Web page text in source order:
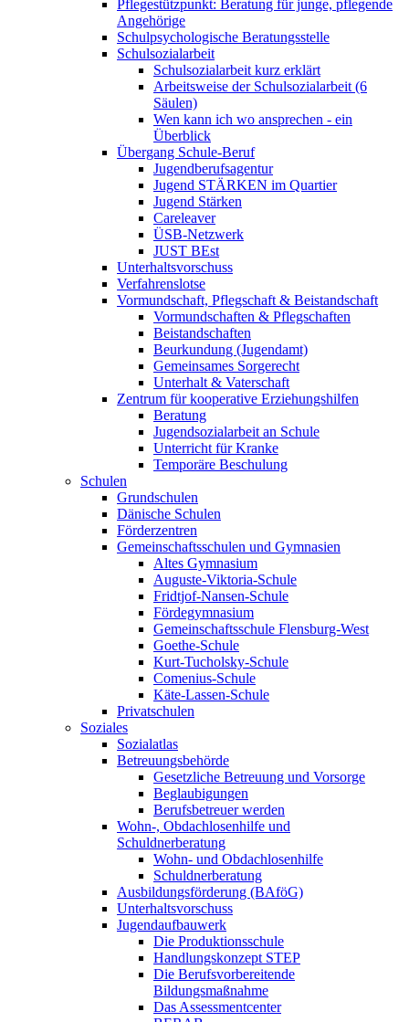
Pflegestützpunkt: Beratung für junge, pflegende
Angehörige
Schulpsychologische Beratungsstelle
Schulsozialarbeit
Schulsozialarbeit kurz erklärt
Arbeitsweise der Schulsozialarbeit (6
Säulen)
Wen kann ich wo ansprechen - ein
Überblick
Übergang Schule-Beruf
Jugendberufsagentur
Jugend STÄRKEN im Quartier
Jugend Stärken
Careleaver
ÜSB-Netzwerk
JUST BEst
Unterhaltsvorschuss
Verfahrenslotse
Vormundschaft, Pflegschaft & Beistandschaft
Vormundschaften & Pflegschaften
Beistandschaften
Beurkundung (Jugendamt)
Gemeinsames Sorgerecht
Unterhalt & Vaterschaft
Zentrum für kooperative Erziehungshilfen
Beratung
Jugendsozialarbeit an Schule
Unterricht für Kranke
Temporäre Beschulung
Schulen
Grundschulen
Dänische Schulen
Förderzentren
Gemeinschaftsschulen und Gymnasien
Altes Gymnasium
Auguste-Viktoria-Schule
Fridtjof-Nansen-Schule
Fördegymnasium
Gemeinschaftsschule Flensburg-West
Goethe-Schule
Kurt-Tucholsky-Schule
Comenius-Schule
Käte-Lassen-Schule
Privatschulen
Soziales
Sozialatlas
Betreuungsbehörde
Gesetzliche Betreuung und Vorsorge
Beglaubigungen
Berufsbetreuer werden
Wohn-, Obdachlosenhilfe und
Schuldnerberatung
Wohn- und Obdachlosenhilfe
Schuldnerberatung
Ausbildungsförderung (BAföG)
Unterhaltsvorschuss
Jugendaufbauwerk
Die Produktionsschule
Handlungskonzept STEP
Die Berufsvorbereitende
Bildungsmaßnahme
Das Assessmentcenter